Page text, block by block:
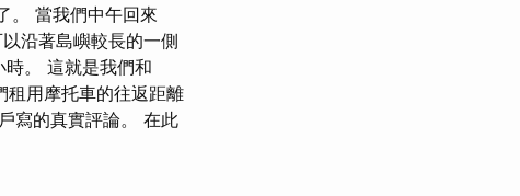
。 當我們中午回來
沿著島嶼較長的一側
。 這就是我們和
租用摩托車的往返距離
寫的真實評論。 在此